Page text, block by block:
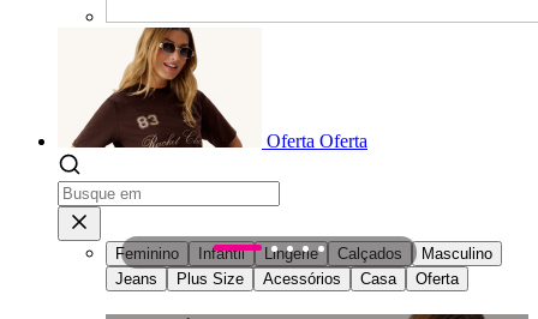
Oferta Oferta
Feminino Infantil Lingerie Calçados
Masculino
Jeans
Plus Size Acessórios Casa Oferta
1 2 3 4 5